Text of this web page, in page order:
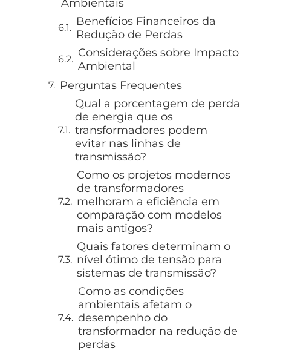
Ambientais
Benefícios Financeiros da
Redução de Perdas
Considerações sobre Impacto
Ambiental
Perguntas Frequentes
Qual a porcentagem de perda
de energia que os
transformadores podem
evitar nas linhas de
transmissão?
Como os projetos modernos
de transformadores
melhoram a eficiência em
comparação com modelos
mais antigos?
Quais fatores determinam o
nível ótimo de tensão para
sistemas de transmissão?
Como as condições
ambientais afetam o
desempenho do
transformador na redução de
perdas